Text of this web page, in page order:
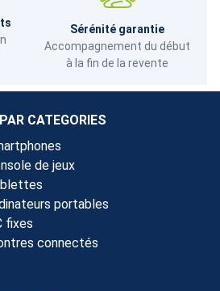
Sérénité garantie
Accompagnement du début
à la fin de la revente
CATEGORIES
de jeux
portables
fixes
connectés